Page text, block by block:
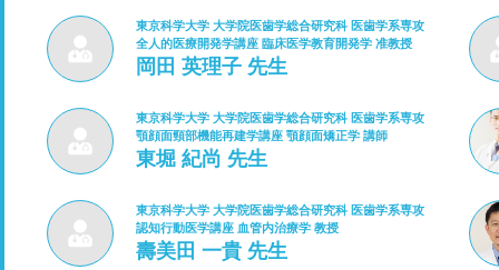
東京科学大学 大学院医歯学総合研究科 医歯学系専攻
全人的医療開発学講座 臨床医学教育開発学 准教授
岡田 英理子 先生
東京科学大学 大学院医歯学総合研究科 医歯学系専攻
顎顔面頸部機能再建学講座 顎顔面矯正学 講師
東堀 紀尚 先生
東京科学大学 大学院医歯学総合研究科 医歯学系専攻
認知行動医学講座 血管内治療学 教授
壽美田 一貴 先生